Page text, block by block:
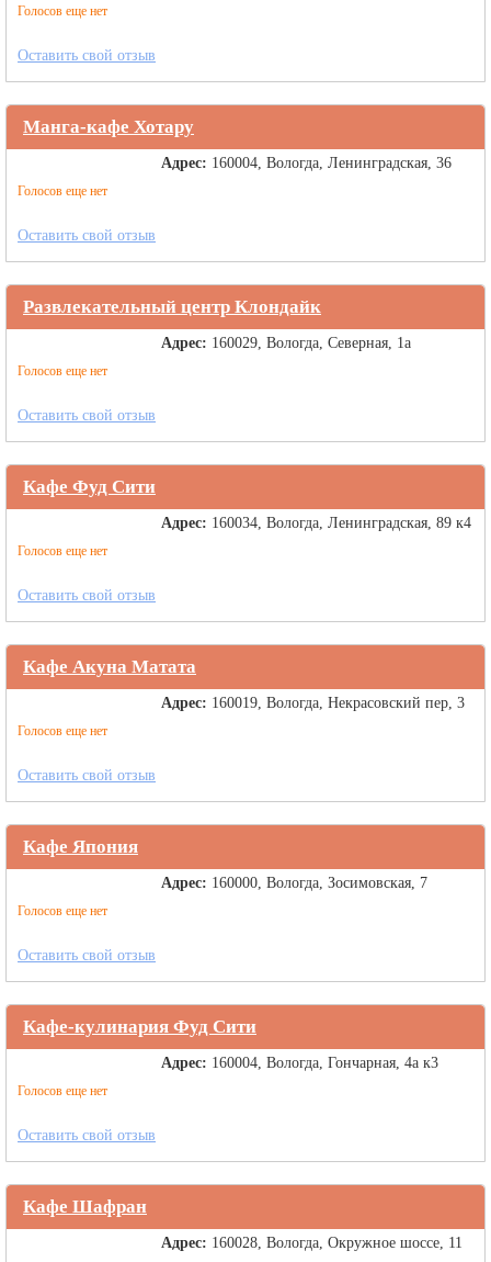
Голосов еще нет
Оставить свой отзыв
Манга-кафе Хотару
Голосов еще нет
Адрес: 160004, Вологда, Ленинградская, 36
Оставить свой отзыв
Развлекательный центр Клондайк
Голосов еще нет
Адрес: 160029, Вологда, Северная, 1а
Оставить свой отзыв
Кафе Фуд Сити
Голосов еще нет
Адрес: 160034, Вологда, Ленинградская, 89 к4
Оставить свой отзыв
Кафе Акуна Матата
Голосов еще нет
Адрес: 160019, Вологда, Некрасовский пер, 3
Оставить свой отзыв
Кафе Япония
Голосов еще нет
Адрес: 160000, Вологда, Зосимовская, 7
Оставить свой отзыв
Кафе-кулинария Фуд Сити
Голосов еще нет
Адрес: 160004, Вологда, Гончарная, 4а к3
Оставить свой отзыв
Кафе Шафран
Адрес: 160028, Вологда, Окружное шоссе, 11